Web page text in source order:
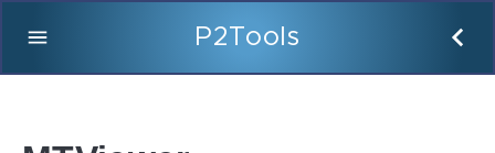
P2Tools